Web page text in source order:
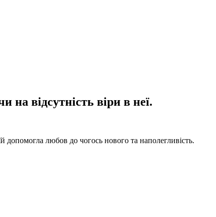
відсутність віри в неї.
допомогла любов до чогось нового та наполегливість.